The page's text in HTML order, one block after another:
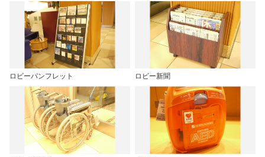
ロビーパンフレット ロビー新聞